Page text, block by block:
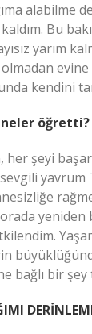
alabilme
Bu
yarım
kendini
neler öğretti?
her şeyi
yavrum
yeniden
bağlı bir şey